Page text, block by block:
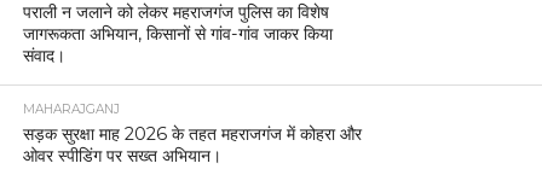
पराली न जलाने को लेकर महराजगंज पुलिस का विशेष
जागरूकता अभियान, किसानों से गांव-गांव जाकर किया
संवाद।
MAHARAJGANJ
सड़क सुरक्षा माह 2026 के तहत महराजगंज में कोहरा और
ओवर स्पीडिंग पर सख्त अभियान।